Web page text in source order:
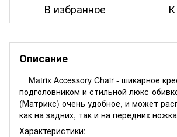
В избранное
Описание
Matrix Accessory Chair - шикарное
подголовником и стильной люкс-
(Матрикс) очень удобное, и может
как на задних, так и на передних
Характеристики: